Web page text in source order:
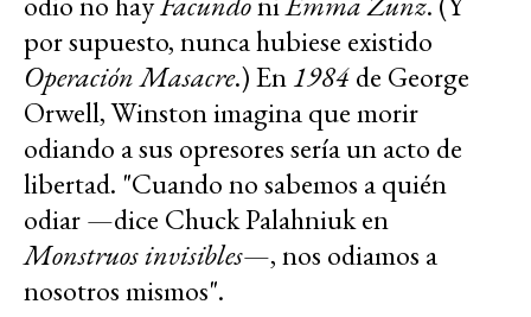
por supuesto, nunca hubiese existido
Operación Masacre.) En1984de George
Orwell, Winston imagina que morir
odiando a sus opresores sería un acto de
libertad. "Cuando no sabemos a quién
odiar —dice Chuck Palahniuk en
Monstruos invisibles—, nos odiamos a
nosotros mismos".